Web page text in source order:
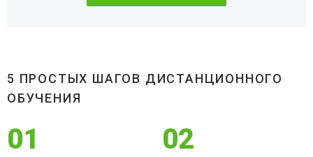
5 ПРОСТЫХ ШАГОВ ДИСТАНЦИОННОГО
ОБУЧЕНИЯ
01 02